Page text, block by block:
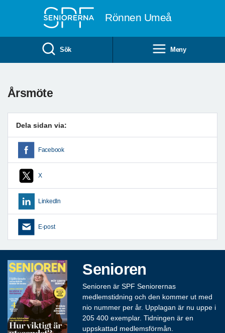
Rönnen Umeå
Sök Meny
Årsmöte
Dela sidan via:
Facebook
X
LinkedIn
E-post
Senioren
Senioren är SPF Seniorernas
medlemstidning och den kommer ut med
nio nummer per år. Upplagan är nu uppe i
205 400 exemplar. Tidningen är en
uppskattad medlemsförmån.